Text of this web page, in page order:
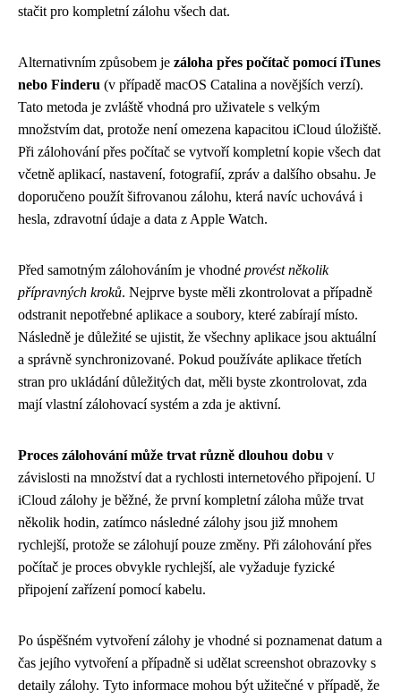
stačit pro kompletní zálohu všech dat.
Alternativním způsobem je záloha přes počítač pomocí iTunes
nebo Finderu (v případě macOS Catalina a novějších verzí).
Tato metoda je zvláště vhodná pro uživatele s velkým
množstvím dat, protože není omezena kapacitou iCloud úložiště.
Při zálohování přes počítač se vytvoří kompletní kopie všech dat
včetně aplikací, nastavení, fotografií, zpráv a dalšího obsahu. Je
doporučeno použít šifrovanou zálohu, která navíc uchovává i
hesla, zdravotní údaje a data z Apple Watch.
Před samotným zálohováním je vhodné provést několik
přípravných kroků. Nejprve byste měli zkontrolovat a případně
odstranit nepotřebné aplikace a soubory, které zabírají místo.
Následně je důležité se ujistit, že všechny aplikace jsou aktuální
a správně synchronizované. Pokud používáte aplikace třetích
stran pro ukládání důležitých dat, měli byste zkontrolovat, zda
mají vlastní zálohovací systém a zda je aktivní.
Proces zálohování může trvat různě dlouhou dobu v
závislosti na množství dat a rychlosti internetového připojení. U
iCloud zálohy je běžné, že první kompletní záloha může trvat
několik hodin, zatímco následné zálohy jsou již mnohem
rychlejší, protože se zálohují pouze změny. Při zálohování přes
počítač je proces obvykle rychlejší, ale vyžaduje fyzické
připojení zařízení pomocí kabelu.
Po úspěšném vytvoření zálohy je vhodné si poznamenat datum a
čas jejího vytvoření a případně si udělat screenshot obrazovky s
detaily zálohy. Tyto informace mohou být užitečné v případě, že